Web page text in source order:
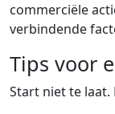
commerciële
verbindende
Tips voor
Start niet te